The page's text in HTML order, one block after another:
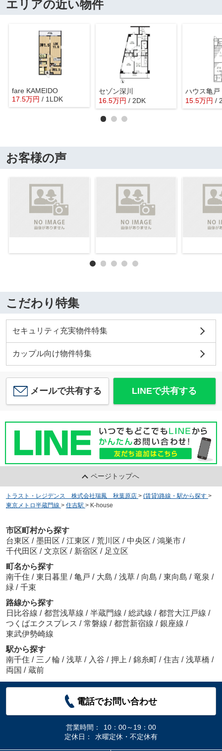
エリアの近い物件
fare KAMEIDO
17.5万円 / 1LDK
セゾン深川
16.5万円 / 2DK
ハウス亀戸
15.5万円 /
お客様の声
こだわり特集
セキュリティ充実物件特集
カップル向け物件特集
メールで共有する LINEで共有する
ページトップへ
トラスト・レジデンス 株式会社瑞鳳 秋葉原店 > (賃貸)路線・駅から探す >
東京メトロ半蔵門線 > 住吉駅 > K-house
市区町村から探す
台東区 / 墨田区 / 江東区 / 荒川区 / 中央区 / 鴻巣市 /
千代田区 / 文京区 / 新宿区 / 足立区
町名から探す
南千住 / 東日暮里 / 亀戸 / 大島 / 浅草 / 向島 / 東向島 / 竜泉 /
緑 / 千束
路線から探す
日比谷線 / 都営浅草線 / 半蔵門線 / 総武線 / 都営大江戸線 /
つくばエクスプレス / 常磐線 / 都営新宿線 / 銀座線 /
東武伊勢崎線
駅から探す
南千住 / 三ノ輪 / 浅草 / 入谷 / 押上 / 錦糸町 / 住吉 / 浅草橋 /
両国 / 蔵前
電話でお問い合わせ
営業時間：
10：00～19：00
定休日：
水曜定休・不定休有